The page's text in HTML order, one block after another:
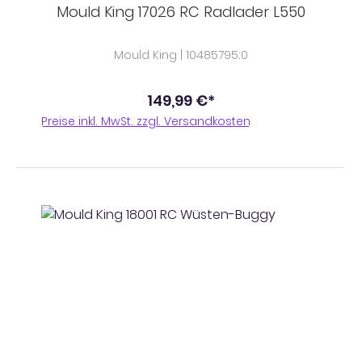
Mould King 17026 RC Radlader L550
Mould King | 10485795;0
149,99 €*
Preise inkl. MwSt. zzgl. Versandkosten